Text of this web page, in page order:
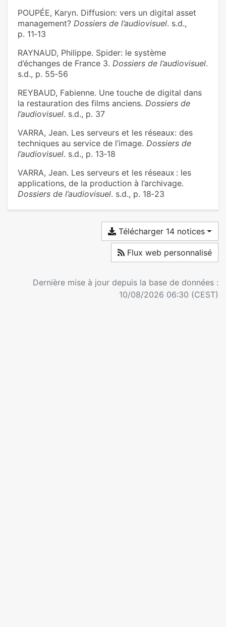
POUPÉE, Karyn. Diffusion: vers un digital asset
management? Dossiers de l’audiovisuel. s.d.,
p. 11‑13
RAYNAUD, Philippe. Spider: le système
d’échanges de France 3. Dossiers de l’audiovisuel.
s.d., p. 55‑56
REYBAUD, Fabienne. Une touche de digital dans
la restauration des films anciens. Dossiers de
l’audiovisuel. s.d., p. 37
VARRA, Jean. Les serveurs et les réseaux: des
techniques au service de l’image. Dossiers de
l’audiovisuel. s.d., p. 13‑18
VARRA, Jean. Les serveurs et les réseaux : les
applications, de la production à l’archivage.
Dossiers de l’audiovisuel. s.d., p. 18‑23
Télécharger 14 notices
Flux web personnalisé
Dernière mise à jour depuis la base de données :
10/08/2026 06:30 (CEST)